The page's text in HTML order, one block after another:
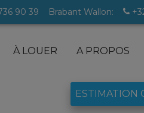
90 39 Brabant Wallon:
À LOUER A PROPOS
ESTIMATION